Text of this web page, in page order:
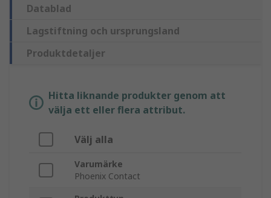
Datablad
Lagstiftning och ursprungsland
Produktdetaljer
Hitta liknande produkter genom att
välja ett eller flera attribut.
Välj alla
Varumärke
Phoenix Contact